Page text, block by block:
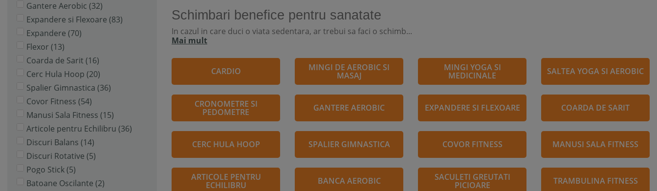
Gantere Aerobic (32)
Expandere si Flexoare (83)
Expandere (70)
Flexor (13)
Coarda de Sarit (16)
Cerc Hula Hoop (20)
Spalier Gimnastica (36)
Covor Fitness (54)
Manusi Sala Fitness (15)
Articole pentru Echilibru (36)
Discuri Balans (14)
Discuri Rotative (5)
Pogo Stick(5)
Batoane Oscilante (2)
Schimbari benefice pentru sanatate
In cazul in care duci o viata sedentara, ar trebui sa faci o schimb...
Mai mult
CARDIO MINGI DE AEROBIC SI
MASAJ
MINGI YOGA SI
MEDICINALE SALTEA YOGA SI AEROBIC
CRONOMETRE SI
PEDOMETRE GANTERE AEROBIC EXPANDERE SI FLEXOARE COARDA DE SARIT
CERC HULA HOOP SPALIER GIMNASTICA COVOR FITNESS MANUSI SALA FITNESS
ARTICOLE PENTRU
ECHILIBRU BANCA AEROBIC SACULETI GREUTATI
PICIOARE TRAMBULINA FITNESS